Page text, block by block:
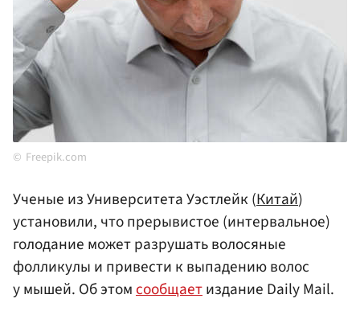
Freepik.com
Ученые из Университета Уэстлейк (Китай)
установили, что прерывистое (интервальное)
голодание может разрушать волосяные
фолликулы и привести к выпадению волос
у мышей. Об этомсообщаетиздание Daily Mail.